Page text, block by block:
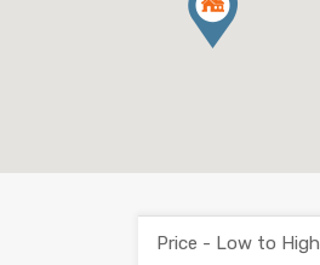
Price - Low to High